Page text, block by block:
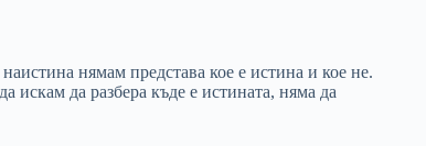
нямам представа кое е истина и кое не.
искам да разбера къде е истината, няма да